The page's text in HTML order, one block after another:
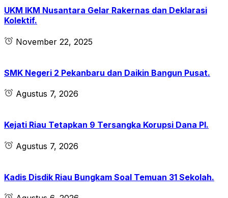
UKM IKM Nusantara Gelar Rakernas dan Deklarasi
Kolektif.
November 22, 2025
SMK Negeri 2 Pekanbaru dan Daikin Bangun Pusat.
Agustus 7, 2026
Kejati Riau Tetapkan 9 Tersangka Korupsi Dana PI.
Agustus 7, 2026
Kadis Disdik Riau Bungkam Soal Temuan 31 Sekolah.